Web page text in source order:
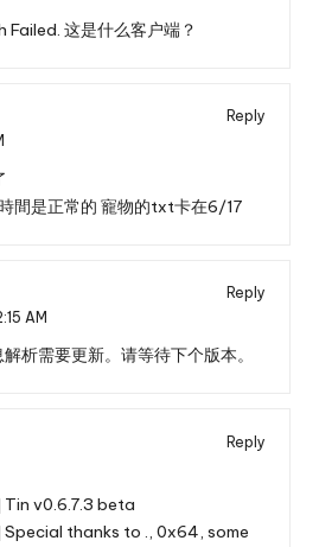
这是什么客户端？
Reply
間是正常的 寵物的txt卡在6/17
Reply
AM
析需要更新。请等待下个版本。
Reply
v0.6.7.3 beta
thanks to ., 0x64, some